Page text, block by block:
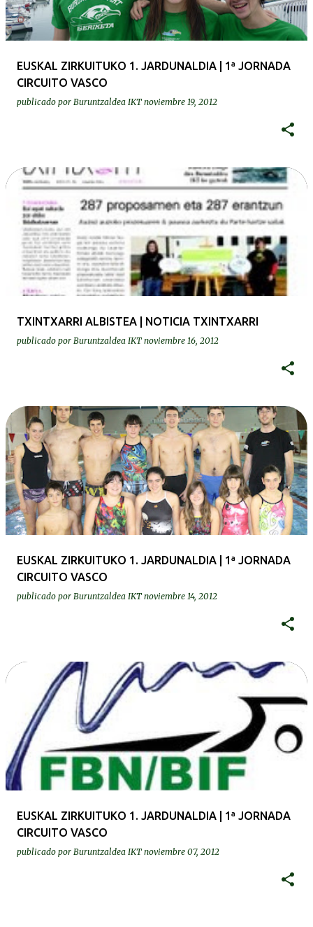
EUSKAL ZIRKUITUKO 1. JARDUNALDIA | 1ª JORNADA
CIRCUITO VASCO
publicado por Buruntzaldea IKT noviembre 19, 2012
TXINTXARRI ALBISTEA | NOTICIA TXINTXARRI
publicado por Buruntzaldea IKT noviembre 16, 2012
EUSKAL ZIRKUITUKO 1. JARDUNALDIA | 1ª JORNADA
CIRCUITO VASCO
publicado por Buruntzaldea IKT noviembre 14, 2012
EUSKAL ZIRKUITUKO 1. JARDUNALDIA | 1ª JORNADA
CIRCUITO VASCO
publicado por Buruntzaldea IKT noviembre 07, 2012